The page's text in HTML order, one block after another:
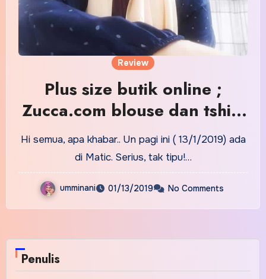
Review
Plus size butik online ;
Zucca.com blouse dan tshirt
lawa
Hi semua, apa khabar.. Un pagi ini ( 13/1/2019) ada
di Matic. Serius, tak tipu!…
umminani 01/13/2019 No Comments
Penulis